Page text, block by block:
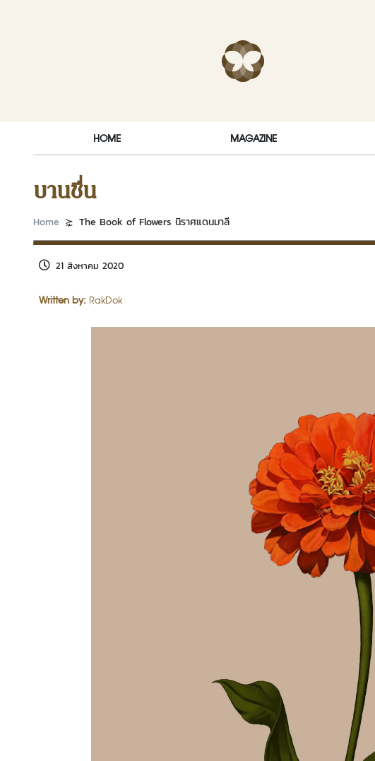
HOME MAGAZINE
บานชื่น
Home The Book of Flowers นิราศแดนมาลี
Written by: RakDok
21 สิงหาคม 2020